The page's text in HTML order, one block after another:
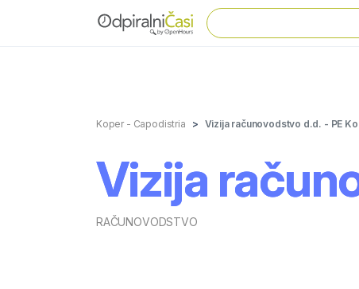
Koper - Capodistria Vizija računovodstvo d.d. - PE
Vizija
RAČUNOVODSTVO